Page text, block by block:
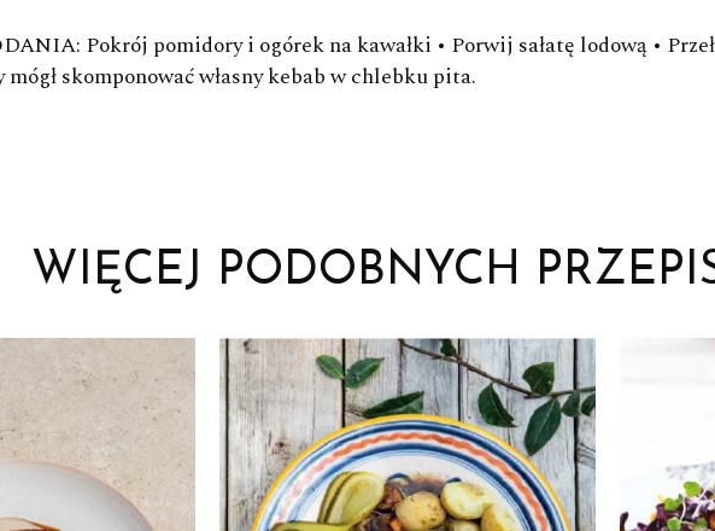
PRZEPIS:
: Pokrój pomidory i ogórek na kawałki • Porwij sałatę lodową •
mógł skomponować własny kebab w chlebku pita.
WIĘCEJ PODOBNYCH